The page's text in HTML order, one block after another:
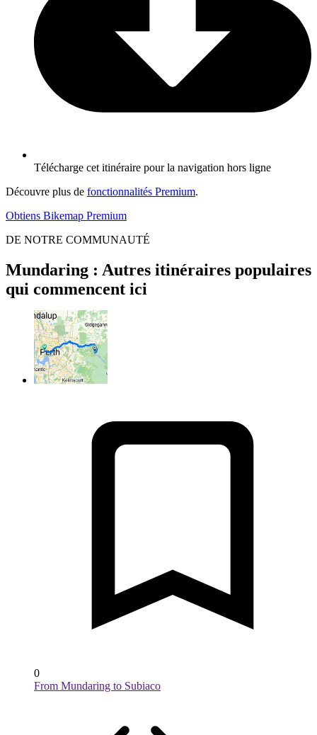
Télécharge cet itinéraire pour la navigation hors ligne
Découvre plus de fonctionnalités Premium.
Obtiens Bikemap Premium
DE NOTRE COMMUNAUTÉ
Mundaring : Autres itinéraires populaires
qui commencent ici
0
From Mundaring to Subiaco